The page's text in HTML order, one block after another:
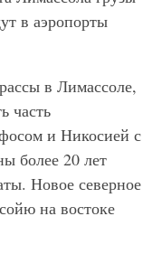
в аэропорты
в Лимассоле,
часть
и Никосией с
более 20 лет
Новое северное
на востоке